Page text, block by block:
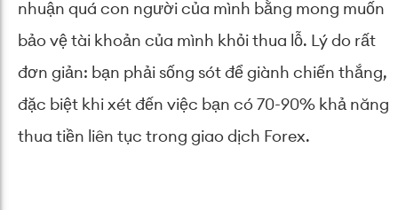
nhuận quá con người của mình bằng mong muốn
bảo vệ tài khoản của mình khỏi thua lỗ. Lý do rất
đơn giản: bạn phải sống sót để giành chiến thắng,
đặc biệt khi xét đến việc bạn có 70-90% khả năng
thua tiền liên tục trong giao dịch Forex.